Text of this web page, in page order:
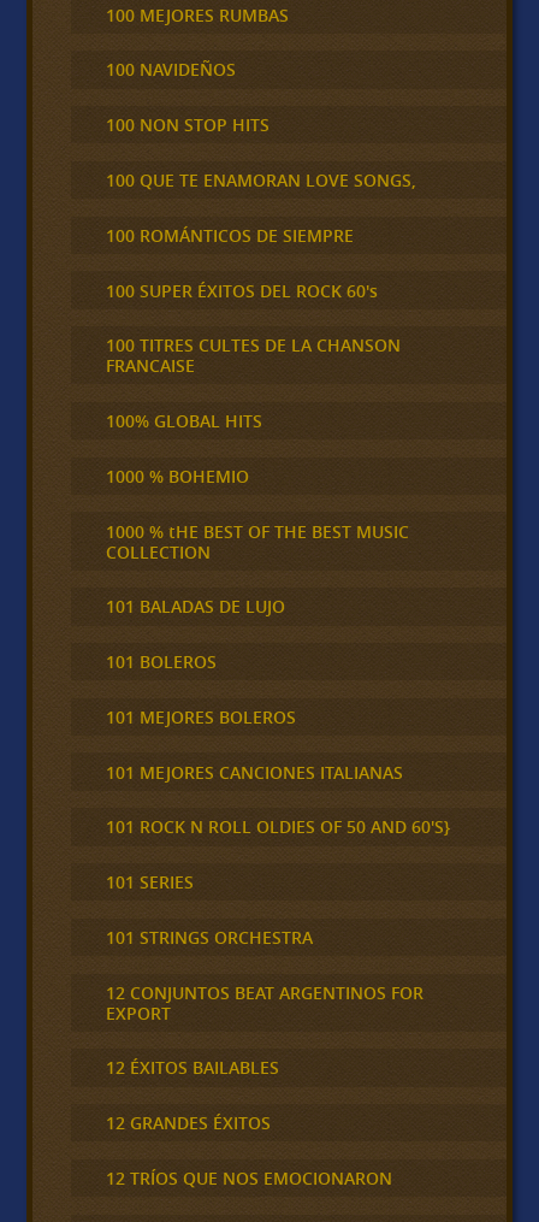
100 MEJORES RUMBAS
100 NAVIDEÑOS
100 NON STOP HITS
100 QUE TE ENAMORAN LOVE SONGS,
100 ROMÁNTICOS DE SIEMPRE
100 SUPER ÉXITOS DEL ROCK 60's
100 TITRES CULTES DE LA CHANSON
FRANCAISE
100% GLOBAL HITS
1000 % BOHEMIO
1000 % tHE BEST OF THE BEST MUSIC
COLLECTION
101 BALADAS DE LUJO
101 BOLEROS
101 MEJORES BOLEROS
101 MEJORES CANCIONES ITALIANAS
101 ROCK N ROLL OLDIES OF 50 AND 60'S}
101 SERIES
101 STRINGS ORCHESTRA
12 CONJUNTOS BEAT ARGENTINOS FOR
EXPORT
12 ÉXITOS BAILABLES
12 GRANDES ÉXITOS
12 TRÍOS QUE NOS EMOCIONARON